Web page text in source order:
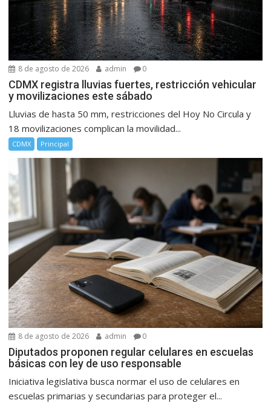
8 de agosto de 2026 admin 0
CDMX registra lluvias fuertes, restricción vehicular
y movilizaciones este sábado
Lluvias de hasta 50 mm, restricciones del Hoy No Circula y
18 movilizaciones complican la movilidad...
CDMX Principal
8 de agosto de 2026 admin 0
Diputados proponen regular celulares en escuelas
básicas con ley de uso responsable
Iniciativa legislativa busca normar el uso de celulares en
escuelas primarias y secundarias para proteger el...